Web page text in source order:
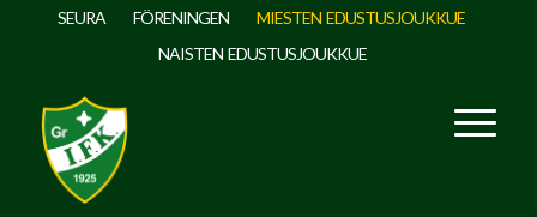
SEURA FÖRENINGEN
MIESTEN EDUSTUSJOUKKUE
NAISTEN EDUSTUSJOUKKUE